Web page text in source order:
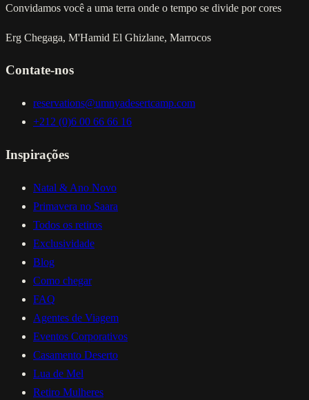
Convidamos você a uma terra onde o tempo se divide por cores
Erg Chegaga, M'Hamid El Ghizlane, Marrocos
Contate-nos
reservations@umnyadesertcamp.com
+212 (0)6 00 66 66 16
Inspirações
Natal & Ano Novo
Primavera no Saara
Todos os retiros
Exclusividade
Blog
Como chegar
FAQ
Agentes de Viagem
Eventos Corporativos
Casamento Deserto
Lua de Mel
Retiro Mulheres